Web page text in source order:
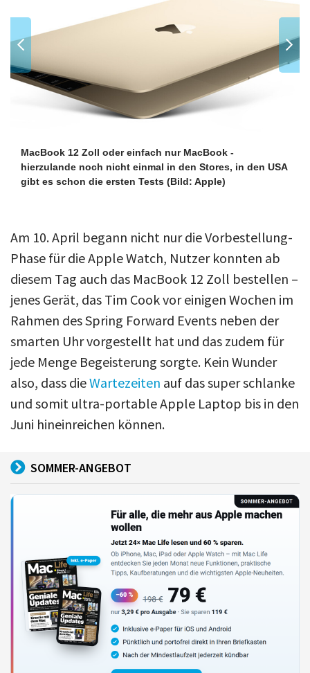
MacBook 12 Zoll oder einfach nur MacBook -
hierzulande noch nicht einmal in den Stores, in den USA
gibt es schon die ersten Tests (Bild: Apple)
Am 10. April begann nicht nur die Vorbestellung-
Phase für die Apple Watch, Nutzer konnten ab
diesem Tag auch das MacBook 12 Zoll bestellen –
jenes Gerät, das Tim Cook vor einigen Wochen im
Rahmen des Spring Forward Events neben der
smarten Uhr vorgestellt hat und das zudem für
jede Menge Begeisterung sorgte. Kein Wunder
also, dass dieWartezeiten auf das super schlanke
und somit ultra-portable Apple Laptop bis in den
Juni hineinreichen können.
SOMMER-ANGEBOT